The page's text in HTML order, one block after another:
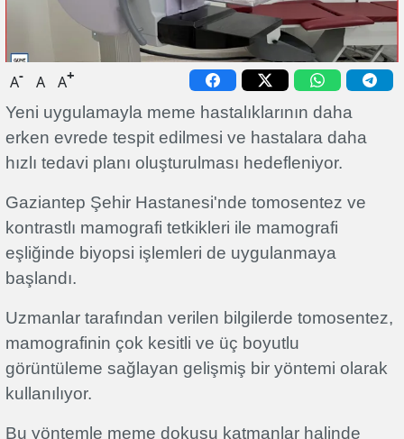
A- A A+
Yeni uygulamayla meme hastalıklarının daha
erken evrede tespit edilmesi ve hastalara daha
hızlı tedavi planı oluşturulması hedefleniyor.
Gaziantep Şehir Hastanesi'nde tomosentez ve
kontrastlı mamografi tetkikleri ile mamografi
eşliğinde biyopsi işlemleri de uygulanmaya
başlandı.
Uzmanlar tarafından verilen bilgilerde tomosentez,
mamografinin çok kesitli ve üç boyutlu
görüntüleme sağlayan gelişmiş bir yöntemi olarak
kullanılıyor.
Bu yöntemle meme dokusu katmanlar halinde